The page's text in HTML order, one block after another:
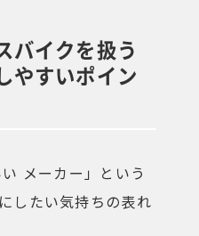
バイクを扱う
やすいポイン
メーカー」という
したい気持ちの表れ